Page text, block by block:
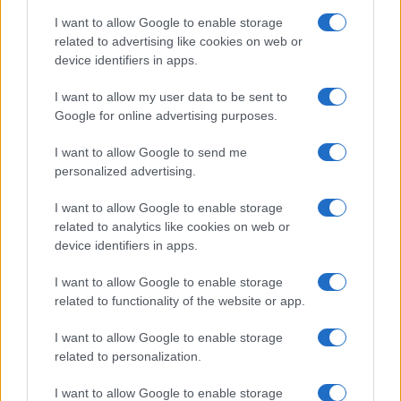
I want to allow Google to enable storage
related to advertising like cookies on web or
device identifiers in apps.
I want to allow my user data to be sent to
Google for online advertising purposes.
I want to allow Google to send me
personalized advertising.
I want to allow Google to enable storage
related to analytics like cookies on web or
device identifiers in apps.
I want to allow Google to enable storage
related to functionality of the website or app.
I want to allow Google to enable storage
related to personalization.
I want to allow Google to enable storage
dalla stampa, spesso faziosa e mendace. Se
ancora il voto ha un peso, evidentemente viene
conferito (il termine è corretto, perché col voto si
non pochi candidati che parlano malissimo
l’italiano, lo scrivono peggio e non sono certo dei
campioni di logica, quando non siano assoluti
ignoranti, perché prevale addirittura l’aspetto
fisico e la simpatia istintiva rispetto alla sostanza.
Se poi si provenga da qualche trasmissione
leggere della tv il successo è quasi certo.
Potrebbe essere che, alla fine, i parlamentari
siano semplicemente dei numeri a comporre i
ranghi di questo o di quel partito? Mettiamola